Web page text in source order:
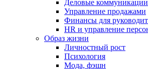
Деловые коммуникации
Управление продажами
Финансы для
HR и управление
Образ жизни
Личностный рост
Психология
Мода, фэшн